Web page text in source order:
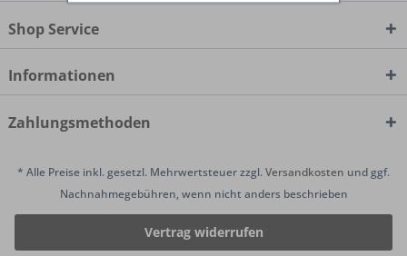
Shop Service
Informationen
Zahlungsmethoden
* Alle Preise inkl. gesetzl. Mehrwertsteuer zzgl.Versandkosten und ggf.
Nachnahmegebühren, wenn nicht anders beschrieben
Vertrag widerrufen